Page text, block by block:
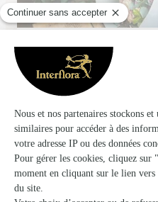
Nathalie Fleurs
Veyrier du Lac
★★
4.2 (46)
Voir la boutique